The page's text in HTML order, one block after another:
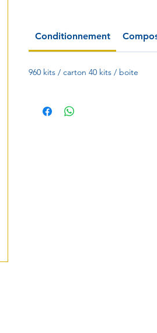
Conditionnement
960 kits / carton 40 kits / boite